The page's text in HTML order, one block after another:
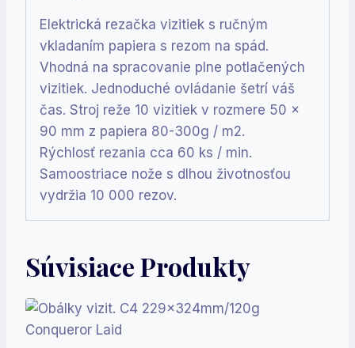
Elektrická rezačka vizitiek s ručným
vkladaním papiera s rezom na spád.
Vhodná na spracovanie plne potlačených
vizitiek. Jednoduché ovládanie šetrí váš
čas. Stroj reže 10 vizitiek v rozmere 50 x
90 mm z papiera 80-300g / m2.
Rýchlosť rezania cca 60 ks / min.
Samoostriace nože s dlhou životnosťou
vydržia 10 000 rezov.
Súvisiace Produkty